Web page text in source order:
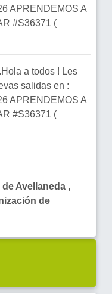
APRENDEMOS A
#S36371 (
a todos ! Les
salidas en :
APRENDEMOS A
#S36371 (
Avellaneda ,
de